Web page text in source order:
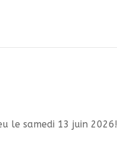
le samedi 13 juin 2026!